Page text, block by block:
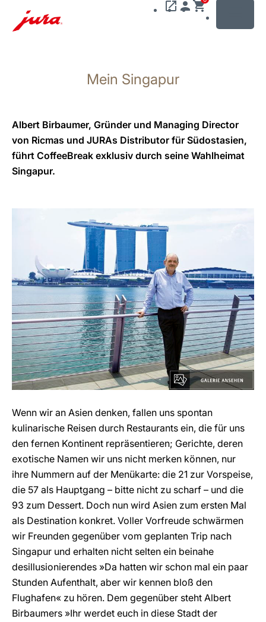
wechseln
Mein Singapur
Albert Birbaumer, Gründer und Managing Director
von Ricmas und JURAs Distributor für Südostasien,
führt CoffeeBreak exklusiv durch seine Wahlheimat
Singapur.
Wenn wir an Asien denken, fallen uns spontan
kulinarische Reisen durch Restaurants ein, die für uns
den fernen Kontinent repräsentieren; Gerichte, deren
exotische Namen wir uns nicht merken können, nur
ihre Nummern auf der Menükarte: die 21 zur Vorspeise,
die 57 als Hauptgang – bitte nicht zu scharf – und die
93 zum Dessert. Doch nun wird Asien zum ersten Mal
als Destination konkret. Voller Vorfreude schwärmen
wir Freunden gegenüber vom geplanten Trip nach
Singapur und erhalten nicht selten ein beinahe
desillusionierendes »Da hatten wir schon mal ein paar
Stunden Aufenthalt, aber wir kennen bloß den
Flughafen« zu hören. Dem gegenüber steht Albert
Birbaumers »Ihr werdet euch in diese Stadt der